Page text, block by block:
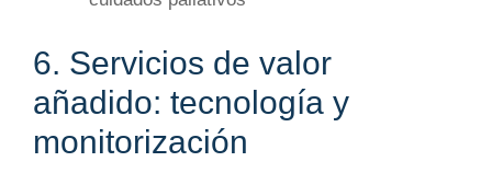
6. Servicios de valor
añadido: tecnología y
monitorización